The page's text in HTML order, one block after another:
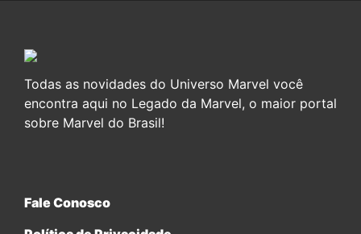
Todas as novidades do Universo Marvel você
encontra aqui no Legado da Marvel, o maior portal
sobre Marvel do Brasil!
Fale Conosco